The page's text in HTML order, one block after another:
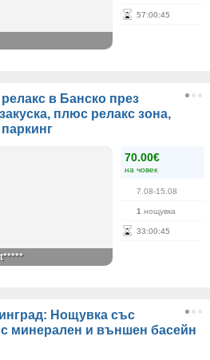
57:00:45
в Банско през
плюс релакс зона,
70.00€
на човек
7.08-15.08
1 нощувка
33:00:45
Нощувка със
минерален и външен басейн